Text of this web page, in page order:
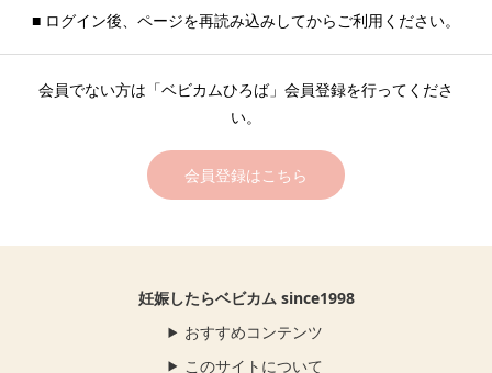
■ ログイン後、ページを再読み込みしてからご利用ください。
会員でない方は「ベビカムひろば」会員登録を行ってくださ
い。
会員登録はこちら
妊娠したらベビカム since1998
おすすめコンテンツ
このサイトについて